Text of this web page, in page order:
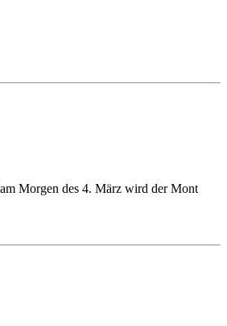
Morgen des 4. März wird der Mont